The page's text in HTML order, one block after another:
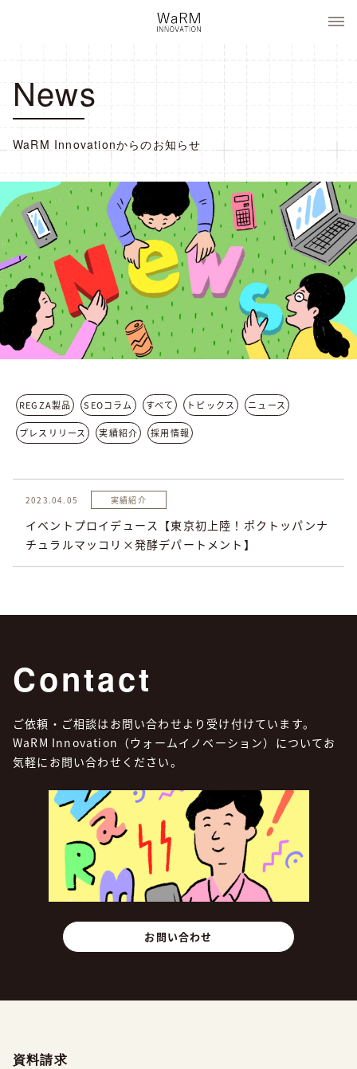
プ
News
WaRM Innovationからのお知らせ
REGZA製品 SEOコラム すべて トピックス ニュース
プレスリリース 実績紹介 採用情報
2023.04.05 実績紹介
イベントプロイデュース【東京初上陸！ポクトッパンナ
チュラルマッコリ×発酵デパートメント】
Contact
ご依頼・ご相談はお問い合わせより受け付けています。
WaRM Innovation（ウォームイノベーション）についてお
気軽にお問い合わせください。
お問い合わせ
資料請求